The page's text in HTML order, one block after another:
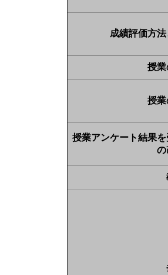
成績評価方
授
授
授業アンケート結果を
の